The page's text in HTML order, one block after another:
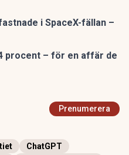
i SpaceX-fällan –
procent – för en affär de
Prenumerera
ChatGPT